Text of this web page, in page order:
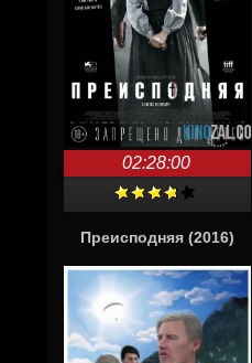
02:28:00
Преисподняя (2016)